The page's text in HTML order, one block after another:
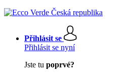
Přihlásit se
Přihlásit se nyní
Jste tu poprvé?